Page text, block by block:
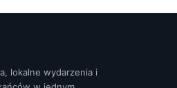
lokalne wydarzenia i